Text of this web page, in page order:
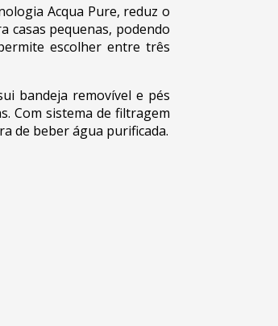
Acqua Pure, reduz o
casas pequenas, podendo
escolher entre três
bandeja removível e pés
Com sistema de filtragem
de beber água purificada.